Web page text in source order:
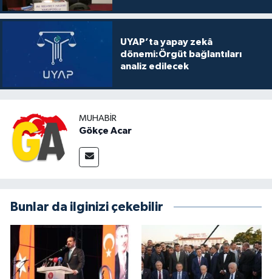
UYAP’ta yapay zekâ
dönemi:Örgüt bağlantıları
analiz edilecek
MUHABIR
Gökçe Acar
Bunlar da ilginizi çekebilir